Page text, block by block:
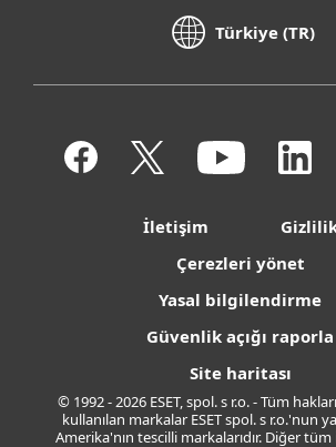
Türkiye (TR)
İletişim
Çerezleri yönet
Yasal bilgilendirme
Güvenlik açığı raporla
Site haritası
© 1992 - 2026 ESET, spol. s r.o. - Tüm
kullanılan markalar ESET spol. s r.o.'nun
Amerika'nın tescilli markalarıdır. Diğer